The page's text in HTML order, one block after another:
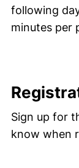
following
minutes per
Sign up for
know when